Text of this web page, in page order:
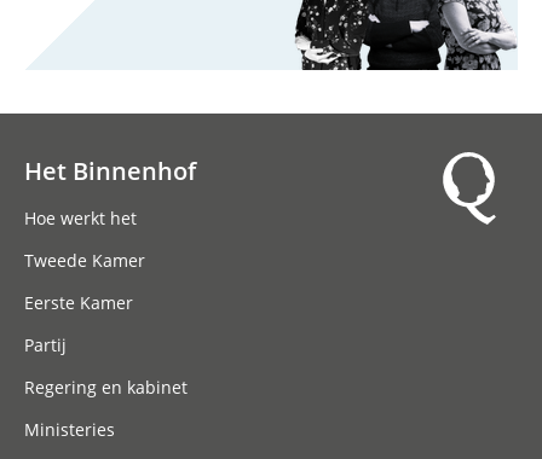
Het Binnenhof
Hoe werkt het
Tweede Kamer
Eerste Kamer
Partij
Regering en kabinet
Ministeries